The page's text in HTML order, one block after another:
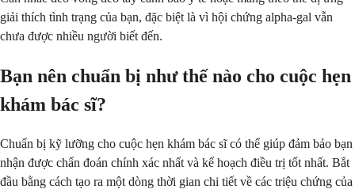
giải thích tình trạng của bạn, đặc biệt là vì hội chứng alpha-gal vẫn
chưa được nhiều người biết đến.
Bạn nên chuẩn bị như thế nào cho cuộc hẹn
khám bác sĩ?
Chuẩn bị kỹ lưỡng cho cuộc hẹn khám bác sĩ có thể giúp đảm bảo bạn
nhận được chẩn đoán chính xác nhất và kế hoạch điều trị tốt nhất. Bắt
đầu bằng cách tạo ra một dòng thời gian chi tiết về các triệu chứng của